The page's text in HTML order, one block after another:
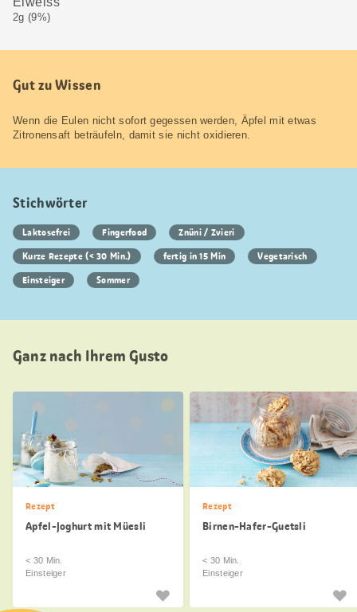
2g (9%)
Gut zu Wissen
Wenn die Eulen nicht sofort gegessen werden, Äpfel mit etwas
Zitronensaft beträufeln, damit sie nicht oxidieren.
Stichwörter
Laktosefrei Fingerfood
Znüni / Zvieri
Kurze Rezepte (< 30 Min.)
fertig in 15 Min
Vegetarisch
Einsteiger
Sommer
Ganz nach Ihrem Gusto
Rezept
Apfel-Joghurt mit Müesli
< 30 Min.
Einsteiger
Rezept
Birnen-Hafer-Guetsli
< 30 Min.
Einsteiger